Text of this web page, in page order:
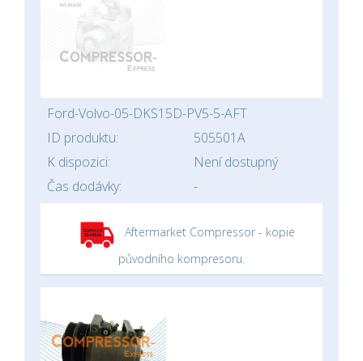
Ford-Volvo-05-DKS15D-PV5-5-AFT
ID produktu:
505501A
K dispozici:
Není dostupný
Čas dodávky:
-
Aftermarket Compressor - kopie
původního kompresoru.